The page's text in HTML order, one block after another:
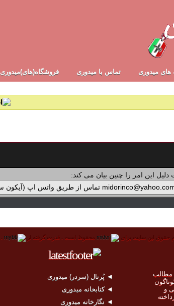
میدوری تماس با میدوری فروشگاه(های)میدوری
این امر را چنین بیان می کند:
حقوق اين سايت برای محفوظ است . قدرت گرفته از
◄ پُرتال (سردر) میدوری
◄ کتابخانه میدوری
◄ نگارخانه میدوری
مطالب
و